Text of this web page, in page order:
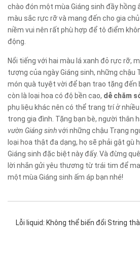
chào đón một mùa Giáng sinh đầy hồng
màu sắc rực rỡ và mang đến cho gia
niềm vui nên rất phù hợp để tô điểm
động.
Nổi tiếng với hai màu lá xanh đỏ rực rỡ,
tượng của ngày Giáng sinh, những chậu
món quà tuyệt vời để bạn trao tặng đến
còn là loại hoa có độ bền cao, dễ chăm
phụ liệu khác nên có thể trang trí ở
trong gia đình. Tặng bạn bè, người thân
vườn Giáng sinhvới những chậu Trạng
loại hoa thật đa dạng, họ sẽ phải gật gù
Giáng sinh đặc biệt này đấy. Và đừng
lời nhắn gửi yêu thương từ trái tim để
một mùa Giáng sinh ấm áp bạn nhé!
Lỗi liquid: Không thể biến đổi String